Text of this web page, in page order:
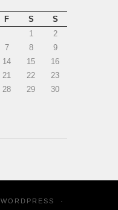
F S
S
1
2
7 8
9
14 15
16
21 22
23
28 29
30
WORDPRESS ·